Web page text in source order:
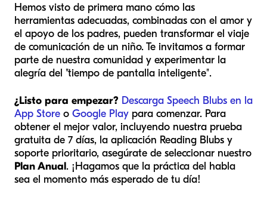
Hemos visto de primera mano cómo las
herramientas adecuadas, combinadas con el amor y
el apoyo de los padres, pueden transformar el viaje
de comunicación de un niño. Te invitamos a formar
parte de nuestra comunidad y experimentar la
alegría del "tiempo de pantalla inteligente".
¿Listo para empezar? Descarga Speech Blubs en la
App Store o Google Play para comenzar. Para
obtener el mejor valor, incluyendo nuestra prueba
gratuita de 7 días, la aplicación Reading Blubs y
soporte prioritario, asegúrate de seleccionar nuestro
Plan Anual. ¡Hagamos que la práctica del habla
sea el momento más esperado de tu día!